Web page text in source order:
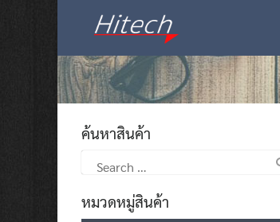
ค้นหาสินค้า
for:
หมวดหมู่สินค้า